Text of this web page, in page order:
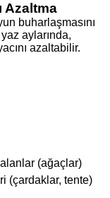
Azaltma
buharlaşmasını
aylarında,
azaltabilir.
(ağaçlar)
(çardaklar, tente)